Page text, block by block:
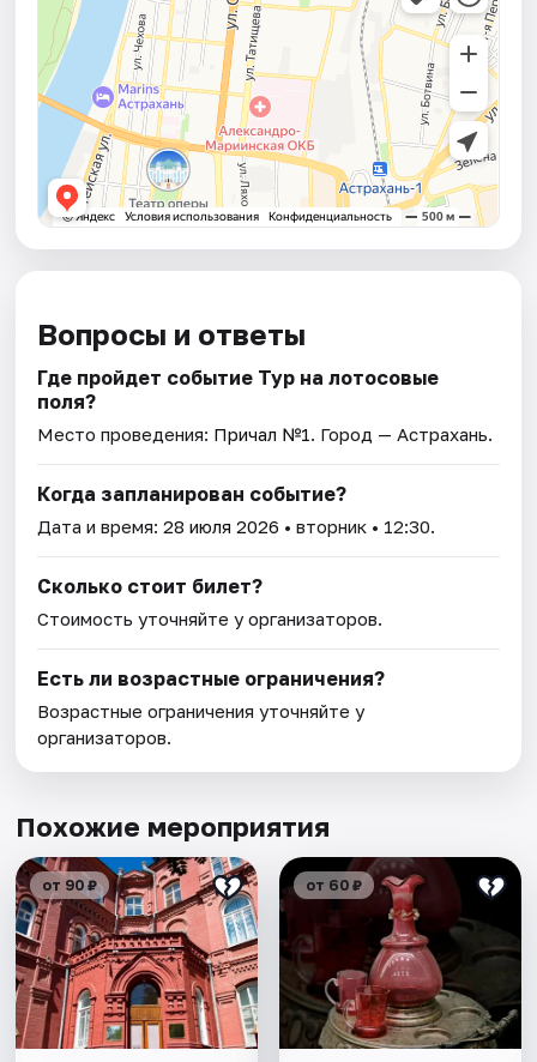
Вопросы и ответы
Где пройдет событие Тур на лотосовые
поля?
Место проведения: Причал №1. Город — Астрахань.
Когда запланирован событие?
Дата и время:28 июля 2026 • вторник • 12:30.
Сколько стоит билет?
Стоимость уточняйте у организаторов.
Есть ли возрастные ограничения?
Возрастные ограничения уточняйте у
организаторов.
Похожие мероприятия
от 90 ₽ от 60 ₽